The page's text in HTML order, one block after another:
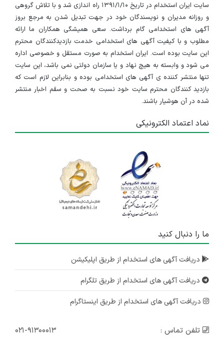
سایت ایران استخدام در تاریخ ۱۳۹۱/۱/۱۰ راه اندازی شد و با تلاش گروهی
و روزانه مدیران و نویسندگان خود در جهت تبدیل شدن به مرجع بروز
آگهی های استخدامی گام برداشت. سعی همیشگی همکاران ما ارائه
مطلوب و با کیفیت آگهی های استخدامی خدمت بازدیدکنندگان محترم
این سایت بوده است. ایران استخدام به صورت مستقل و خصوصی اداره
می شود و وابسته به هیچ نهاد و یا سازمان دولتی نمی باشد، این سایت
تنها منتشر کننده ی آگهی های استخدامی بوده و بنابراین لازم است که
بازدید کنندگان محترم سایت خود نسبت به صحت و سقم اخبار منتشر
شده در آن هوشیار باشند.
نماد اعتماد الکترونیکی
ما را دنبال کنید
دریافت آگهی های استخدام از طریق اپلیکیشن
دریافت آگهی های استخدام از طریق تلگرام
دریافت آگهی های استخدام از طریق اینستاگرام
تلفن تماس :
۰۲۱-۹۱۳۰۰۰۱۳